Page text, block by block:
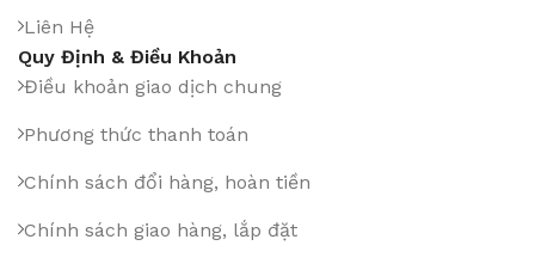
Liên Hệ
Quy Định & Điều Khoản
Điều khoản giao dịch chung
Phương thức thanh toán
Chính sách đổi hàng, hoàn tiền
Chính sách giao hàng, lắp đặt